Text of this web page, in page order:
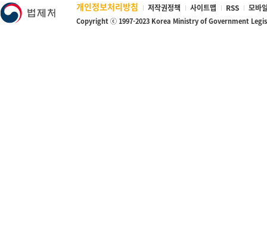
개인정보처리방침 저작권정책 사이트맵 RSS 모바
Copyright ⓒ 1997-2023 Korea Ministry of Government